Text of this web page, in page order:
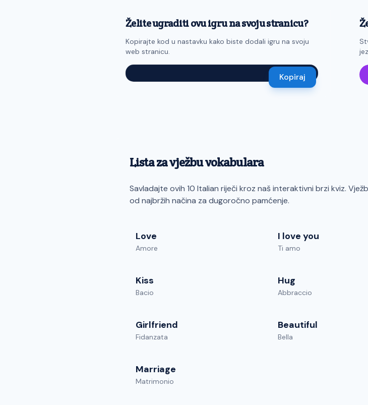
Želite ugraditi ovu igru na svoju stranicu?
Kopirajte kod u nastavku kako biste dodali igru na svoju
web stranicu.
Kopiraj
Lista za vježbu vokabulara
Savladajte ovih 10 Italian riječi kroz naš interaktivni brzi kviz.
od najbržih načina za dugoročno pamćenje.
Love
Amore
I love you
Ti amo
Kiss
Bacio
Hug
Abbraccio
Girlfriend
Fidanzata
Beautiful
Bella
Marriage
Matrimonio